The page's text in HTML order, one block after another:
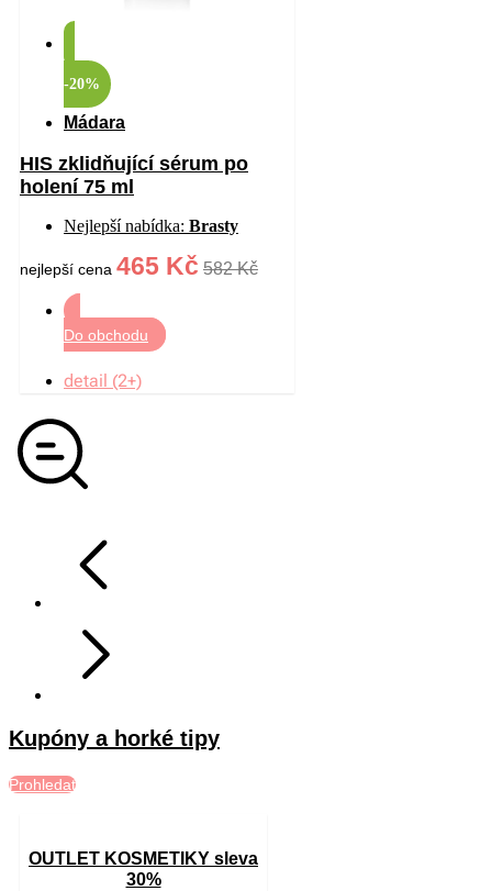
-20%
Mádara
HIS zklidňující sérum po
holení 75 ml
Nejlepší nabídka: Brasty
nejlepší cena 465 Kč 582 Kč
Do obchodu
detail (2+)
Kupóny a horké tipy
Prohledat
OUTLET KOSMETIKY sleva
30%